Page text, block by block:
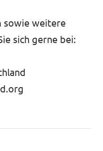
sowie weitere
sich gerne bei: